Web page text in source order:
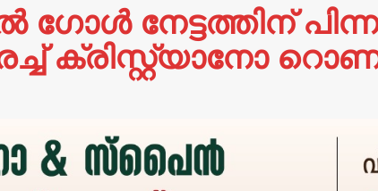
നേട്ടത്തിന്
ക്രിസ്റ്റ്യാനോ